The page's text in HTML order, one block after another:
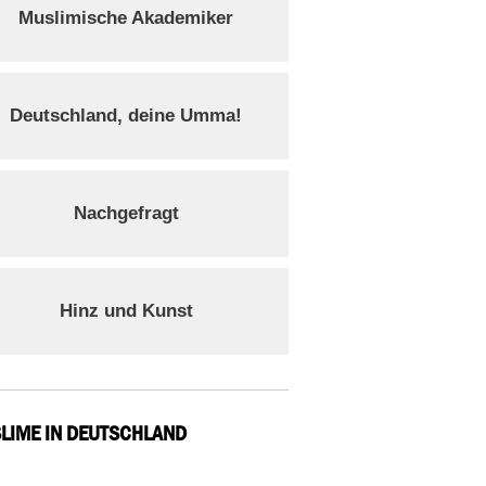
Muslimische Akademiker
Deutschland, deine Umma!
Nachgefragt
Hinz und Kunst
IN DEUTSCHLAND